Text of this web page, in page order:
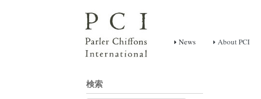
News About PCI
検索